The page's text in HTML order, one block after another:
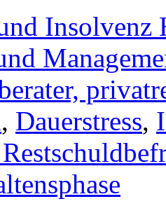
Insolvenz
, Dauerstress,